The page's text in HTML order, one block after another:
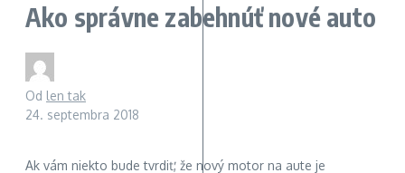
Ako správne zabehnúť nové auto
Od len tak
24. septembra 2018
Ak vám niekto bude tvrdiť, že nový motor na aute je